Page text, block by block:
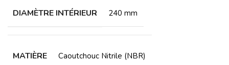
DIAMÈTRE INTÉRIEUR 240 mm
MATIÈRE
Caoutchouc Nitrile (NBR)